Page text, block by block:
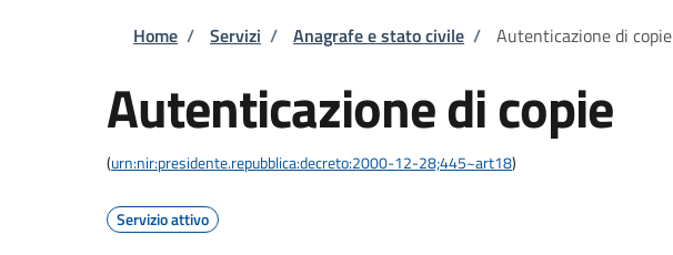
Briciole di pane
Home / Servizi / Anagrafe e stato civile / Autenticazione di copie
Autenticazione di copie
(urn:nir:presidente.repubblica:decreto:2000-12-28;445~art18)
Servizio attivo